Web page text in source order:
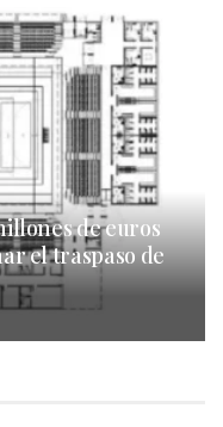
de euros
el traspaso de